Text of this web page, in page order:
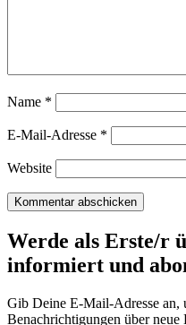
Name *
E-Mail-Adresse *
Website
Werde als Erste/r
informiert und
Gib Deine E-Mail-Adresse an,
Benachrichtigungen über